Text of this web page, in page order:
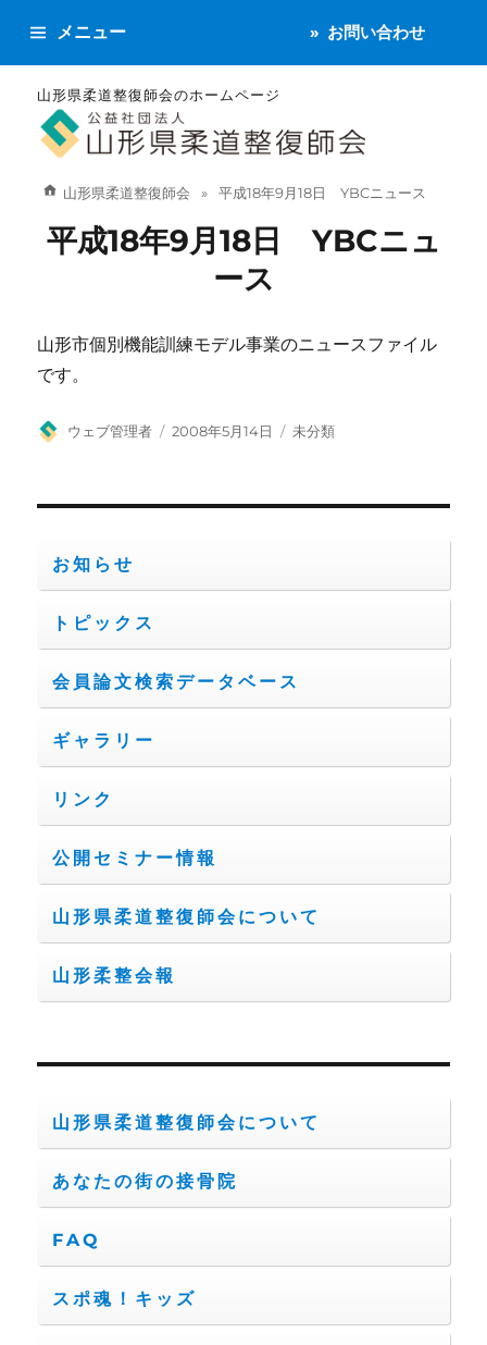
山形県柔道整復師会のホームページ
メニュー お問い合わせ
山形県柔道整復師会 平成18年9月18日 YBCニュース
平成18年9月18日 YBCニュ
ース
山形市個別機能訓練モデル事業のニュースファイル
です。
投
ウェブ管理者
投
2008年5月14日
カ
未分類
お知らせ
トピックス
会員論文検索データベース
ギャラリー
リンク
公開セミナー情報
山形県柔道整復師会について
山形柔整会報
山形県柔道整復師会について
あなたの街の接骨院
FAQ
スポ魂！キッズ